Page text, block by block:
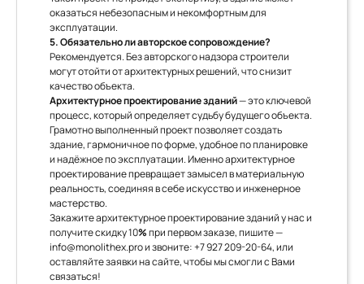
оказаться небезопасным и некомфортным для
эксплуатации.
5. Обязательно ли авторское сопровождение?
Рекомендуется. Без авторского надзора строители
могут отойти от архитектурных решений, что снизит
качество объекта.
Архитектурное проектирование зданий— это ключевой
процесс, который определяет судьбу будущего объекта.
Грамотно выполненный проект позволяет создать
здание, гармоничное по форме, удобное по планировке
и надёжное по эксплуатации. Именно архитектурное
проектирование превращает замысел в материальную
реальность, соединяя в себе искусство и инженерное
мастерство.
Закажите архитектурное проектирование зданий у нас и
получите скидку 10%при первом заказе, пишите —
info@monolithex.proи звоните:+7 927 209-20-64, или
оставляйте заявки на сайте, чтобы мы смогли с Вами
связаться!